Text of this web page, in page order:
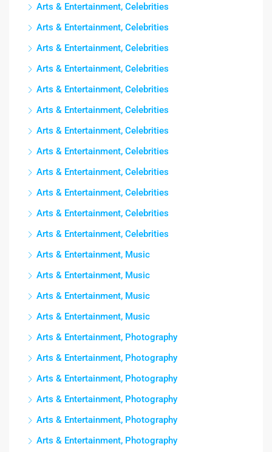
Arts & Entertainment, Celebrities
Arts & Entertainment, Celebrities
Arts & Entertainment, Celebrities
Arts & Entertainment, Celebrities
Arts & Entertainment, Celebrities
Arts & Entertainment, Celebrities
Arts & Entertainment, Celebrities
Arts & Entertainment, Celebrities
Arts & Entertainment, Celebrities
Arts & Entertainment, Celebrities
Arts & Entertainment, Celebrities
Arts & Entertainment, Celebrities
Arts & Entertainment, Music
Arts & Entertainment, Music
Arts & Entertainment, Music
Arts & Entertainment, Music
Arts & Entertainment, Photography
Arts & Entertainment, Photography
Arts & Entertainment, Photography
Arts & Entertainment, Photography
Arts & Entertainment, Photography
Arts & Entertainment, Photography